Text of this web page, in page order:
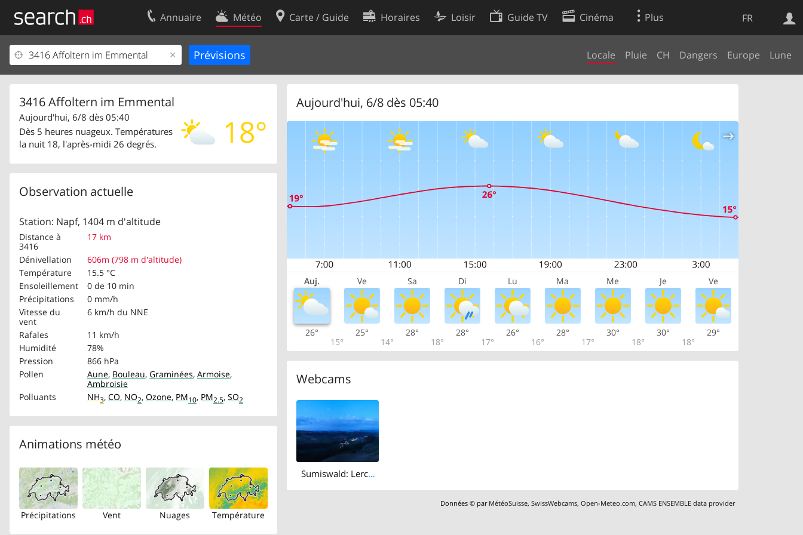
FR
Annuaire Météo Carte / Guide Horaires Loisir Guide TV Cinéma Plus
Locale Pluie CH Dangers Europe Lune
3416 Affoltern im Emmental
18°
Aujourd'hui, 6/8 dès 05:40
Dès 5 heures nuageux. Températures
la nuit 18, l'après-midi 26 degrés.
Observation actuelle
Station: Napf, 1404 m d'altitude
Distance à
3416
17 km
Dénivellation
606m (798 m d'altitude)
Température
15.5 °C
Ensoleillement
0 de 10 min
Précipitations
0 mm/h
Vitesse du
vent
6 km/h du NNE
Rafales
11 km/h
Humidité
78%
Pression
866 hPa
Pollen
Aune, Bouleau, Graminées, Armoise,
Ambroisie
Polluants
NH3, CO, NO2, Ozone, PM10, PM2.5, SO2
Animations météo
Précipitations Vent Nuages Température
Aujourd'hui, 6/8 dès 05:40
Auj. Ve Sa Di Lu Ma Me Je Ve
26°
15°
25°
14°
28°
18°
28°
17°
26°
16°
28°
17°
30°
18°
30°
18°
29°
Webcams
Sumiswald: Lerchenberg
Données © par MétéoSuisse,SwissWebcams,Open-Meteo.com,CAMS ENSEMBLE data provider
Web
Votre inscription
Centre clients
Mentions Légales
Contact
Conditions d’utilisation
Préférences de cookies